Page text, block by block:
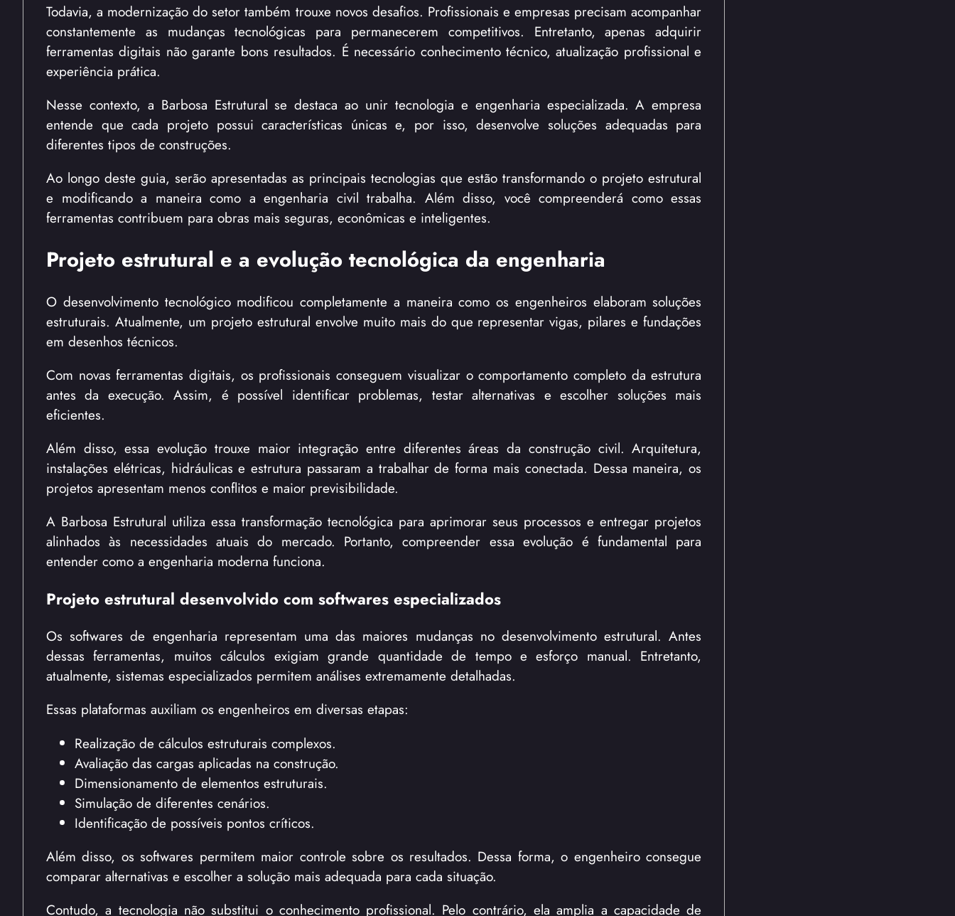
Todavia, a modernização do setor também trouxe novos desafios. Profissionais e empresas precisam acompanhar
constantemente as mudanças tecnológicas para permanecerem competitivos. Entretanto, apenas adquirir
ferramentas digitais não garante bons resultados. É necessário conhecimento técnico, atualização profissional e
experiência prática.
Nesse contexto, a Barbosa Estrutural se destaca ao unir tecnologia e engenharia especializada. A empresa
entende que cada projeto possui características únicas e, por isso, desenvolve soluções adequadas para
diferentes tipos de construções.
Ao longo deste guia, serão apresentadas as principais tecnologias que estão transformando o projeto estrutural
e modificando a maneira como a engenharia civil trabalha. Além disso, você compreenderá como essas
ferramentas contribuem para obras mais seguras, econômicas e inteligentes.
Projeto estrutural e a evolução tecnológica da engenharia
O desenvolvimento tecnológico modificou completamente a maneira como os engenheiros elaboram soluções
estruturais. Atualmente, um projeto estrutural envolve muito mais do que representar vigas, pilares e fundações
em desenhos técnicos.
Com novas ferramentas digitais, os profissionais conseguem visualizar o comportamento completo da estrutura
antes da execução. Assim, é possível identificar problemas, testar alternativas e escolher soluções mais
eficientes.
Além disso, essa evolução trouxe maior integração entre diferentes áreas da construção civil. Arquitetura,
instalações elétricas, hidráulicas e estrutura passaram a trabalhar de forma mais conectada. Dessa maneira, os
projetos apresentam menos conflitos e maior previsibilidade.
A Barbosa Estrutural utiliza essa transformação tecnológica para aprimorar seus processos e entregar projetos
alinhados às necessidades atuais do mercado. Portanto, compreender essa evolução é fundamental para
entender como a engenharia moderna funciona.
Projeto estrutural desenvolvido com softwares especializados
Os softwares de engenharia representam uma das maiores mudanças no desenvolvimento estrutural. Antes
dessas ferramentas, muitos cálculos exigiam grande quantidade de tempo e esforço manual. Entretanto,
atualmente, sistemas especializados permitem análises extremamente detalhadas.
Essas plataformas auxiliam os engenheiros em diversas etapas:
Realização de cálculos estruturais complexos.
Avaliação das cargas aplicadas na construção.
Dimensionamento de elementos estruturais.
Simulação de diferentes cenários.
Identificação de possíveis pontos críticos.
Além disso, os softwares permitem maior controle sobre os resultados. Dessa forma, o engenheiro consegue
comparar alternativas e escolher a solução mais adequada para cada situação.
Contudo, a tecnologia não substitui o conhecimento profissional. Pelo contrário, ela amplia a capacidade de